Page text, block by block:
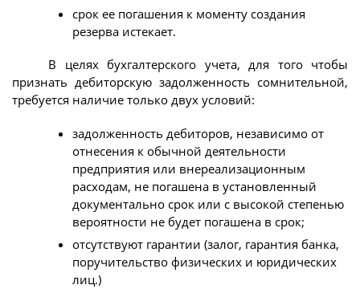
срок ее погашения к моменту создания
резерва истекает.
В целях бухгалтерского учета, для того чтобы
признать дебиторскую задолженность сомнительной,
требуется наличие только двух условий:
задолженность дебиторов, независимо от
отнесения к обычной деятельности
предприятия или внереализационным
расходам, не погашена в установленный
документально срок или с высокой степенью
вероятности не будет погашена в срок;
отсутствуют гарантии (залог, гарантия банка,
поручительство физических и юридических
лиц.)